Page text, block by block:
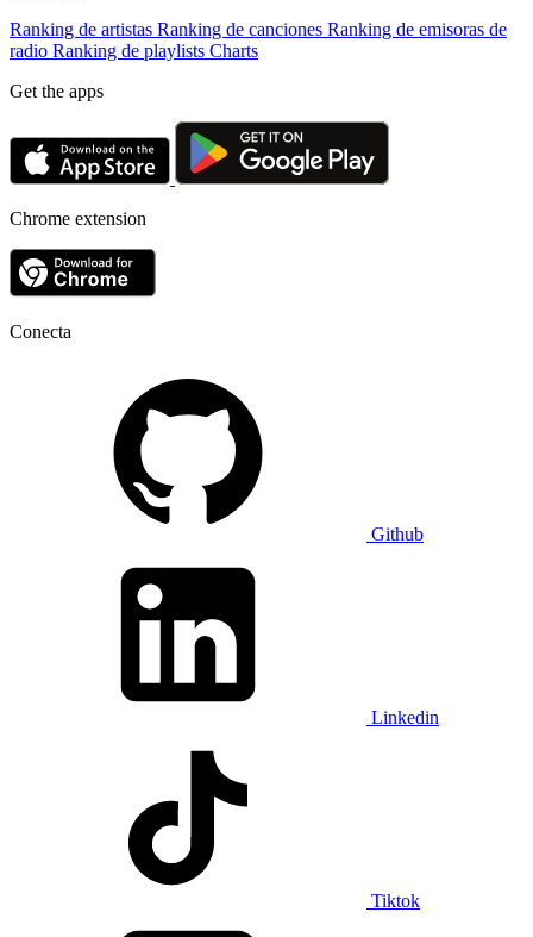
Ranking de artistas Ranking de canciones Ranking de emisoras de
radio Ranking de playlists Charts
Get the apps
Chrome extension
Conecta
Github
Linkedin
Tiktok